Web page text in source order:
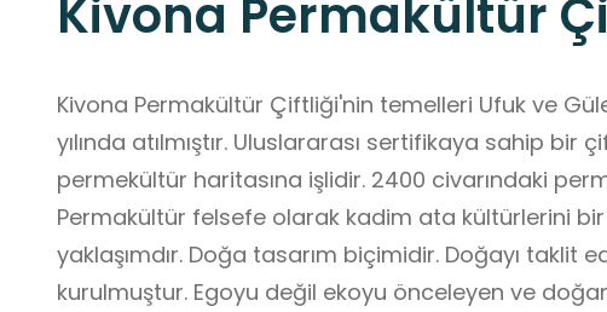
Kivona Permakültür
Kivona Permakültür Çiftliği'nin temelleri Ufuk ve Güler KELEŞ tarafından 2019
yılında atılmıştır. Uluslararası sertifikaya sahip bir
permekültür haritasına işlidir. 2400 civarındaki
Permakültür felsefe olarak kadim ata kültürlerini
yaklaşımdır. Doğa tasarım biçimidir. Doğayı taklit
kurulmuştur. Egoyu değil ekoyu önceleyen ve